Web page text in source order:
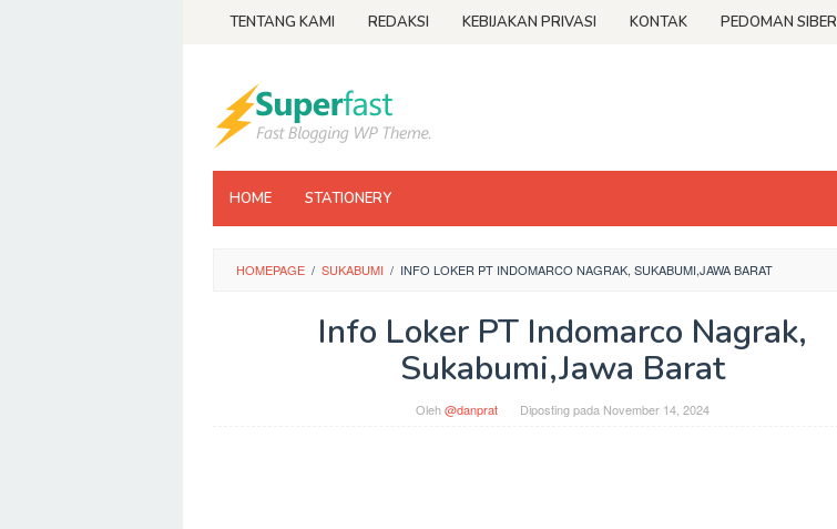
TENTANG KAMI REDAKSI KEBIJAKAN PRIVASI KONTAK PEDOMAN SIBER
HOME STATIONERY
HOMEPAGE / SUKABUMI / INFO LOKER PT INDOMARCO NAGRAK, SUKABUMI,JAWA BARAT
Info Loker PT Indomarco Nagrak,
Sukabumi,Jawa Barat
Oleh@danprat Diposting pada November 14, 2024